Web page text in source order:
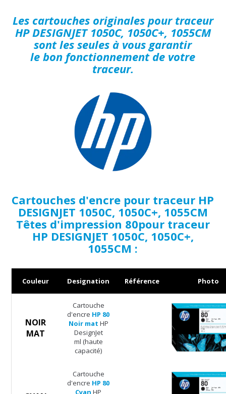
Les cartouches originales pour traceur
HP DESIGNJET 1050C, 1050C+, 1055CM
sont les seules à vous garantir
le bon fonctionnement de votre
traceur.
Cartouches d'encre pour traceur HP
DESIGNJET 1050C, 1050C+, 1055CM
Têtes d'impression 80pour traceur
HP DESIGNJET 1050C, 1050C+,
1055CM :
Couleur Designation Référence Photo
NOIR
MAT
Cartouche
d'encre HP 80
Noir mat HP
DesignJet
ml (haute
capacité)
Cartouche
d'encre HP 80
Cyan HP